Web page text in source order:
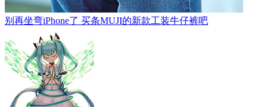
别再坐弯iPhone了 买条MUJI的新款工装牛仔裤吧